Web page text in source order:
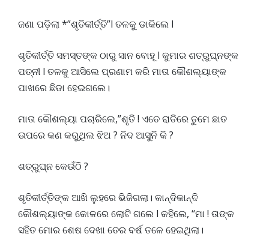
ଜଣା ପଡ଼ିଲା *”ଶୃତିକୀର୍ତ୍ତି”l ତଳକୁ ଡାକିଲେ l
ଶୃତିକୀର୍ତ୍ତି ସମସ୍ତଙ୍କ ଠାରୁ ସାନ ବୋହୂ l କୁମାର ଶତ୍ରୁଘ୍ନଙ୍କ
ପତ୍ନୀ l ତଳକୁ ଆସିଲେ ପ୍ରଣାମ କରି ମାତା କୌଶଲ୍ୟାଙ୍କ
ପାଖରେ ଛିଡା ହେଇଗଲେ।
ମାତା କୌଶଲ୍ୟା ପଚାରିଲେ,”ଶୃତି ! ଏତେ ରାତିରେ ତୁମେ ଛାତ
ଉପରେ କଣ କରୁଥିଲ ଝିଅ ? ନିଦ ଆସୁନି କି ?
ଶତ୍ରୁଘ୍ନ କେଉଁଠି ?
ଶୃତିକୀର୍ତ୍ତିଙ୍କ ଆଖି ଲୁହରେ ଭିଜିଗଲା। କାନ୍ଦିକାନ୍ଦି
କୌଶଲ୍ୟାଙ୍କ କୋଳରେ ଲୋଟି ଗଲେ l କହିଲେ, “ମା ! ତାଙ୍କ
ସହିତ ମୋର ଶେଷ ଦେଖା ତେର ବର୍ଷ ତଳେ ହେଇଥିଲା।